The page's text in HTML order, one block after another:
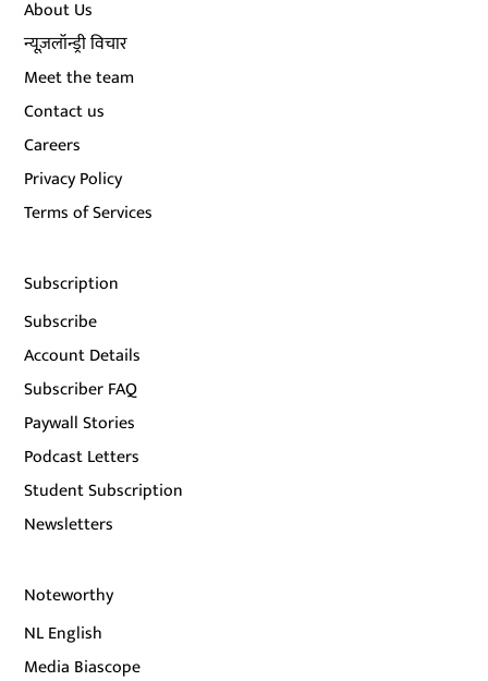
About Us
न्यूज़लॉन्ड्री विचार
Meet the team
Contact us
Careers
Privacy Policy
Terms of Services
Subscription
Subscribe
Account Details
Subscriber FAQ
Paywall Stories
Podcast Letters
Student Subscription
Newsletters
Noteworthy
NL English
Media Biascope